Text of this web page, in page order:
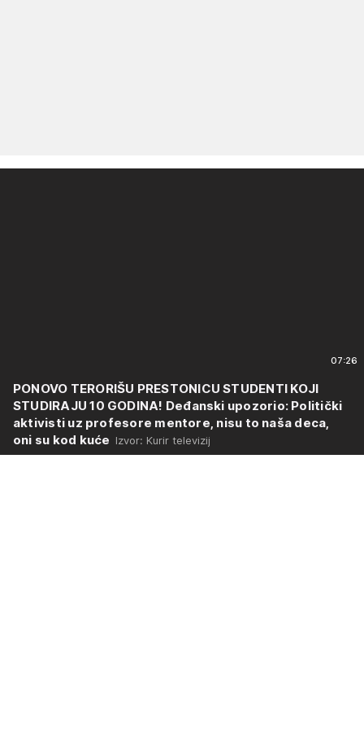
07:26
PONOVO TERORIŠU PRESTONICU STUDENTI KOJI
STUDIRAJU 10 GODINA! Deđanski upozorio: Politički
aktivisti uz profesore mentore, nisu to naša deca,
oni su kod kuće Izvor: Kurir televizij